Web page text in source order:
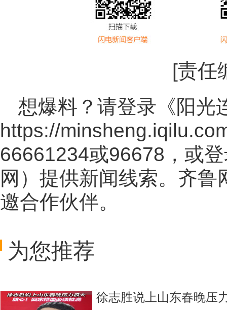
[责任
想爆料？请登录《阳光
https://
66661234或96678，或
网 ）提供新闻线索。齐鲁
邀合作伙伴。
为您推荐
徐志胜说上山东春晚压